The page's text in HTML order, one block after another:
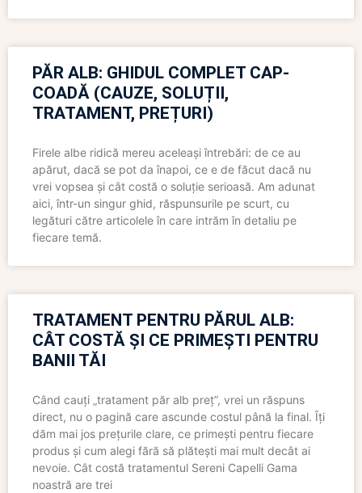
PĂR ALB: GHIDUL COMPLET CAP-
COADĂ (CAUZE, SOLUȚII,
TRATAMENT, PREȚURI)
Firele albe ridică mereu aceleași întrebări: de ce au
apărut, dacă se pot da înapoi, ce e de făcut dacă nu
vrei vopsea și cât costă o soluție serioasă. Am adunat
aici, într-un singur ghid, răspunsurile pe scurt, cu
legături către articolele în care intrăm în detaliu pe
fiecare temă.
TRATAMENT PENTRU PĂRUL ALB:
CÂT COSTĂ ȘI CE PRIMEȘTI PENTRU
BANII TĂI
Când cauți „tratament păr alb preț”, vrei un răspuns
direct, nu o pagină care ascunde costul până la final. Îți
dăm mai jos prețurile clare, ce primești pentru fiecare
produs și cum alegi fără să plătești mai mult decât ai
nevoie. Cât costă tratamentul Sereni Capelli Gama
noastră are trei